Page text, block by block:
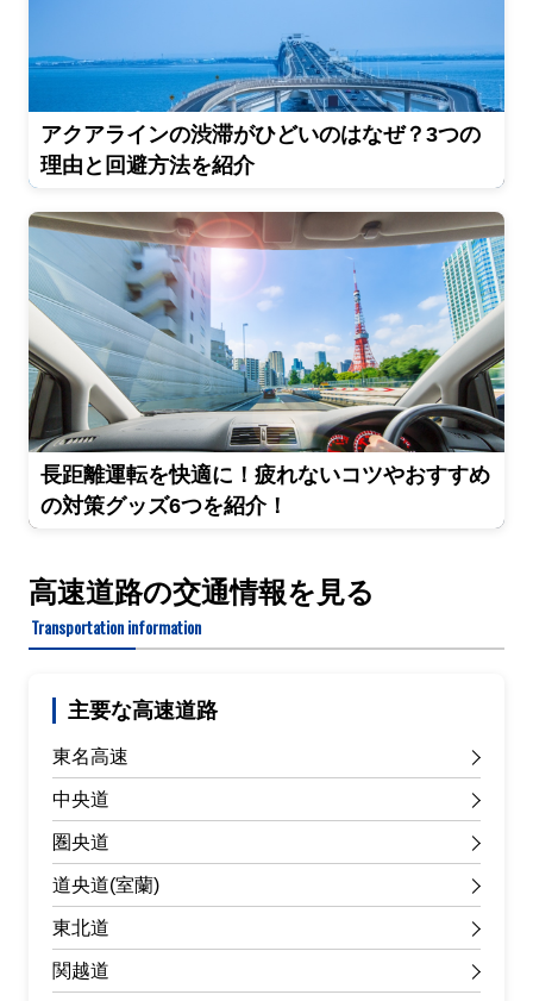
アクアラインの渋滞がひどいのはなぜ？3つの
理由と回避方法を紹介
長距離運転を快適に！疲れないコツやおすすめ
の対策グッズ6つを紹介！
高速道路の交通情報を見る
Transportation information
主要な高速道路
東名高速
中央道
圏央道
道央道(室蘭)
東北道
関越道